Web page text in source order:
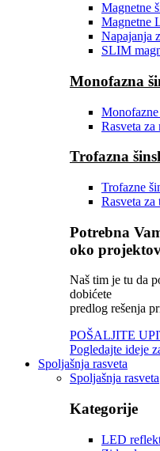
Magnetne
Magnetne
Napajanja
SLIM
Monofazna
Rasveta za
Trofazna
Trofazne
Rasveta za
Potrebna
oko
Naš tim je tu da
dobićete
predlog rešenja
POŠALJITE
Pogledajte ideje
Spoljašnja rasveta
Spoljašnja rasveta
Kategorije
LED